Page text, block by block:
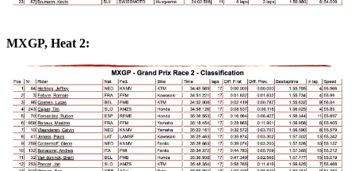
MXGP, Heat 2: